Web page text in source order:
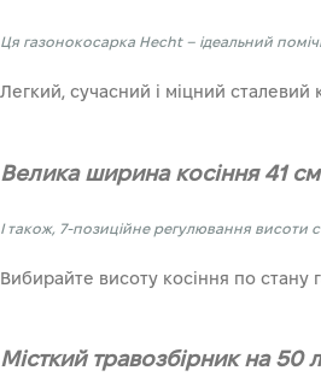
Ця газонокосарка Hecht – ідеальний
Легкий, сучасний і міцний сталевий
Велика ширина косіння 41 см
І також, 7-позиційне регулювання висоти
Вибирайте висоту косіння по
Місткий травозбірник на 50